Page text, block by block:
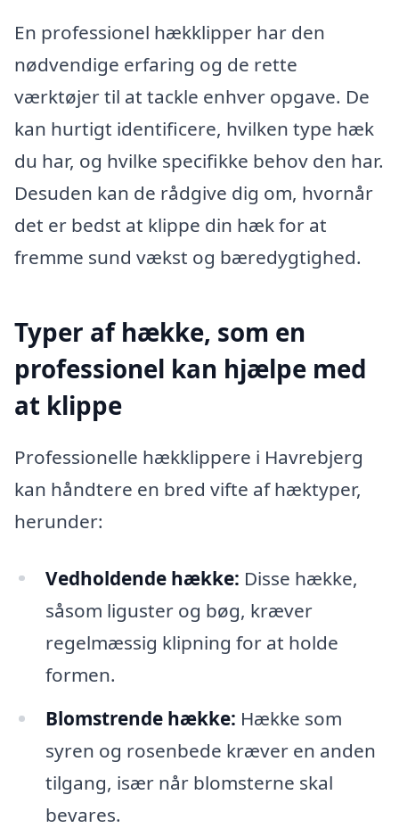
En professionel hækklipper har den
nødvendige erfaring og de rette
værktøjer til at tackle enhver opgave. De
kan hurtigt identificere, hvilken type hæk
du har, og hvilke specifikke behov den har.
Desuden kan de rådgive dig om, hvornår
det er bedst at klippe din hæk for at
fremme sund vækst og bæredygtighed.
Typer af hække, som en
professionel kan hjælpe med
at klippe
Professionelle hækklippere i Havrebjerg
kan håndtere en bred vifte af hæktyper,
herunder:
Vedholdende hække: Disse hække,
såsom liguster og bøg, kræver
regelmæssig klipning for at holde
formen.
Blomstrende hække: Hække som
syren og rosenbede kræver en anden
tilgang, især når blomsterne skal
bevares.